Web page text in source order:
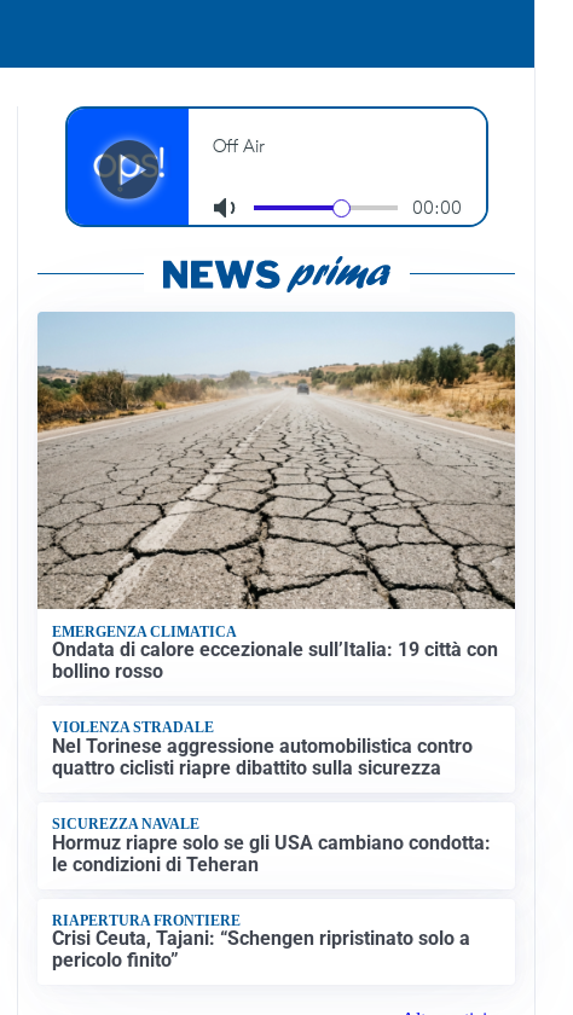
EMERGENZA CLIMATICA
Ondata di calore eccezionale sull’Italia: 19 città con
bollino rosso
VIOLENZA STRADALE
Nel Torinese aggressione automobilistica contro
quattro ciclisti riapre dibattito sulla sicurezza
SICUREZZA NAVALE
Hormuz riapre solo se gli USA cambiano condotta:
le condizioni di Teheran
RIAPERTURA FRONTIERE
Crisi Ceuta, Tajani: “Schengen ripristinato solo a
pericolo finito”